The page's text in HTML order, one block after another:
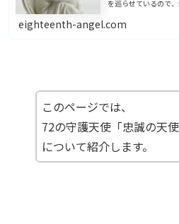
を巡らせているので
eighteenth-angel.com
このページでは、
72の守護天使「忠誠の天使
について紹介します。